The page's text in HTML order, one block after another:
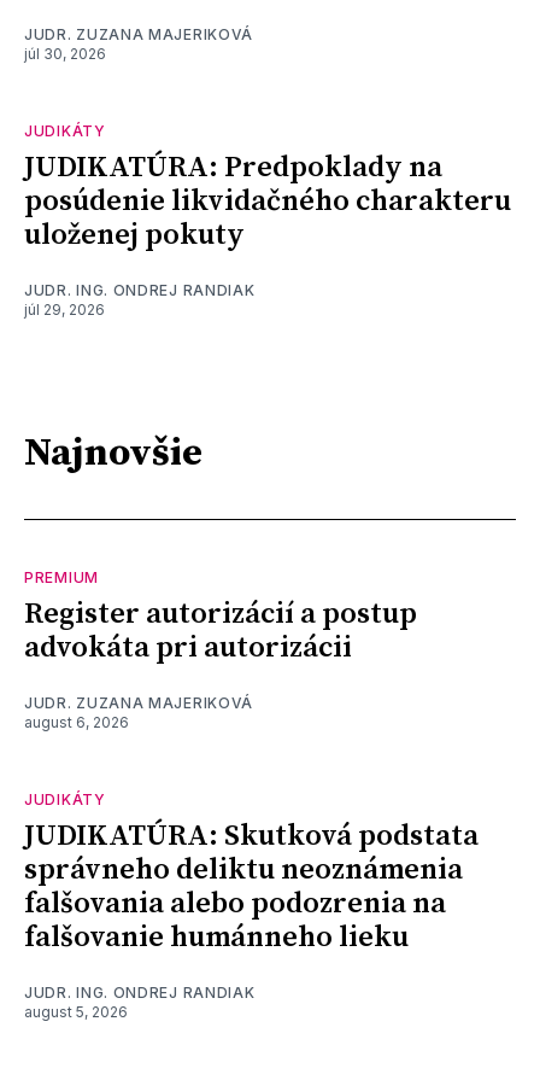
JUDR. ZUZANA MAJERIKOVÁ
júl 30, 2026
JUDIKÁTY
JUDIKATÚRA: Predpoklady na
posúdenie likvidačného charakteru
uloženej pokuty
JUDR. ING. ONDREJ RANDIAK
júl 29, 2026
Najnovšie
PREMIUM
Register autorizácií a postup
advokáta pri autorizácii
JUDR. ZUZANA MAJERIKOVÁ
august 6, 2026
JUDIKÁTY
JUDIKATÚRA: Skutková podstata
správneho deliktu neoznámenia
falšovania alebo podozrenia na
falšovanie humánneho lieku
JUDR. ING. ONDREJ RANDIAK
august 5, 2026